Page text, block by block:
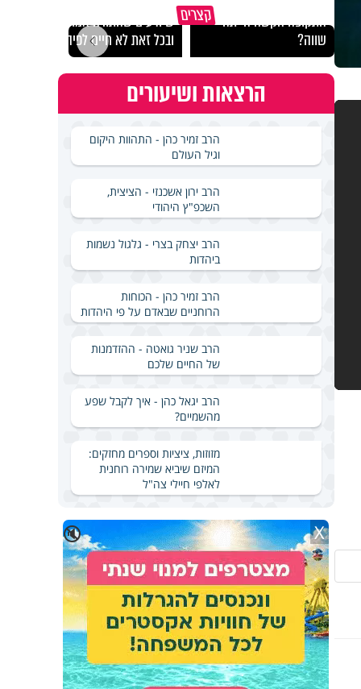
קצרים התקופה הקשה הייתה
שווה?
שיודעים שהתורה אמת,
ובכל זאת לא חיים לפיה?
הרצאות ושיעורים
הרב זמיר כהן - התהוות היקום
וגיל העולם
הרב ירון אשכנזי - הציצית,
השכפ"ץ היהודי
הרב יצחק בצרי - גלגול נשמות
ביהדות
הרב זמיר כהן - הכוחות
הרוחניים שבאדם על פי היהדות
הרב שניר גואטה - ההזדמנות
של החיים שלכם
הרב יגאל כהן - איך לקבל שפע
מהשמיים?
מזוזות, ציציות וספרים מחזקים:
המיזם שיביא שמירה רוחנית
לאלפי חיילי צה"ל
🔇 X